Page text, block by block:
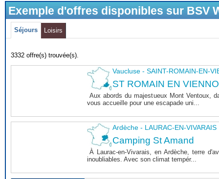
Exemple d'offres disponibles sur BSV
Séjours Loisirs
3332 offre(s) trouvée(s).
Vaucluse - SAINT-ROMAIN-EN-
ST ROMAIN EN
Aux abords du majestueux Mont Ventoux,
vous accueille pour une escapade uni...
Ardèche - LAURAC-EN-VIVARAIS
Camping St Amand
À Laurac-en-Vivarais, en Ardèche, terre
inoubliables. Avec son climat tempér...